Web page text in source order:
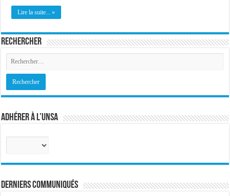
Lire la suite... »
Rechercher
Adhérer à l’UNSA
Sélectionnez
corps
:
Derniers communiqués